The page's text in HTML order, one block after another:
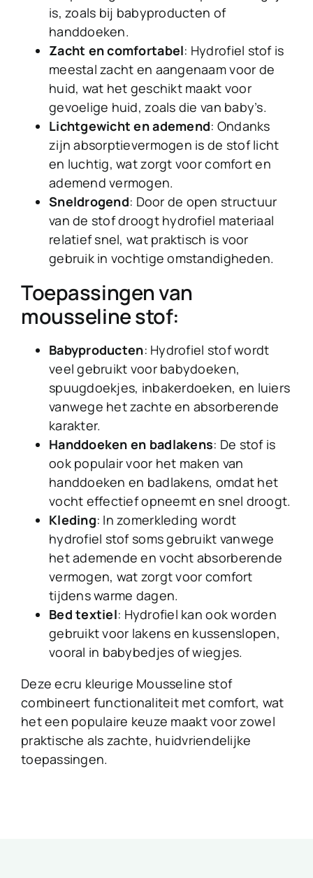
is, zoals bij babyproducten of
handdoeken.
Zacht en comfortabel: Hydrofiel stof is
meestal zacht en aangenaam voor de
huid, wat het geschikt maakt voor
gevoelige huid, zoals die van baby’s.
Lichtgewicht en ademend: Ondanks
zijn absorptievermogen is de stof licht
en luchtig, wat zorgt voor comfort en
ademend vermogen.
Sneldrogend: Door de open structuur
van de stof droogt hydrofiel materiaal
relatief snel, wat praktisch is voor
gebruik in vochtige omstandigheden.
Toepassingen van
mousseline stof:
Babyproducten: Hydrofiel stof wordt
veel gebruikt voor babydoeken,
spuugdoekjes, inbakerdoeken, en luiers
vanwege het zachte en absorberende
karakter.
Handdoeken en badlakens: De stof is
ook populair voor het maken van
handdoeken en badlakens, omdat het
vocht effectief opneemt en snel droogt.
Kleding: In zomerkleding wordt
hydrofiel stof soms gebruikt vanwege
het ademende en vocht absorberende
vermogen, wat zorgt voor comfort
tijdens warme dagen.
Bed textiel: Hydrofiel kan ook worden
gebruikt voor lakens en kussenslopen,
vooral in babybedjes of wiegjes.
Deze ecru kleurige Mousseline stof
combineert functionaliteit met comfort, wat
het een populaire keuze maakt voor zowel
praktische als zachte, huidvriendelijke
toepassingen.